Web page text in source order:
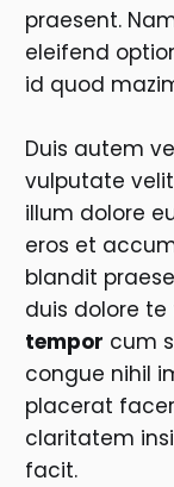
praesent.
eleifend
id quod
Duis autem
vulputate
illum dolore
eros et
blandit
duis dolore
tempor cum
congue nihil
placerat
claritatem
facit.